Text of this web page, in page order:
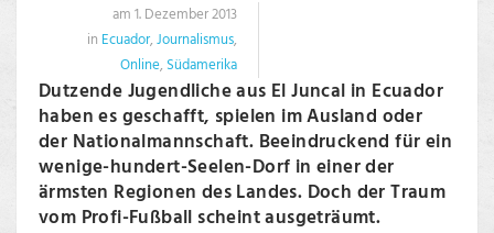
am 1. Dezember 2013
in Ecuador,Journalismus,
Online, Südamerika
Dutzende Jugendliche aus El Juncal in Ecuador
haben es geschafft, spielen im Ausland oder
der Nationalmannschaft. Beeindruckend für ein
wenige-hundert-Seelen-Dorf in einer der
ärmsten Regionen des Landes. Doch der Traum
vom Profi-Fußball scheint ausgeträumt.